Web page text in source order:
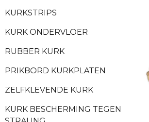
KURKSTRIPS
KURK ONDERVLOER
RUBBER KURK
PRIKBORD KURKPLATEN
ZELFKLEVENDE KURK
KURK BESCHERMING TEGEN